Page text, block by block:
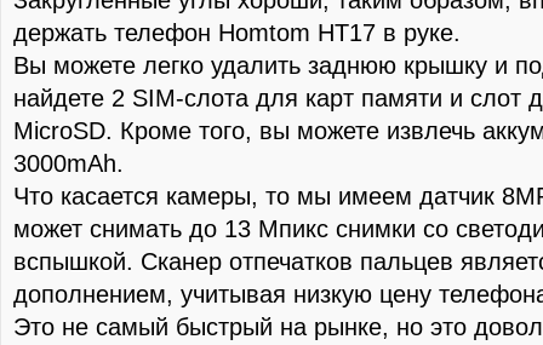
держать телефон Homtom HT17 в руке.
Вы можете легко удалить заднюю крышку и
найдете 2 SIM-слота для карт памяти и слот
MicroSD. Кроме того, вы можете извлечь
3000mAh.
Что касается камеры, то мы имеем датчик
может снимать до 13 Мпикс снимки со
вспышкой. Сканер отпечатков пальцев
дополнением, учитывая низкую цену
Это не самый быстрый на рынке, но это